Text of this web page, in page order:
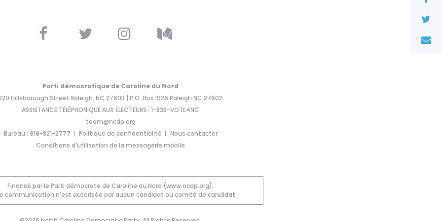
Parti démocratique de Caroline du Nord
Hillsborough Street Raleigh, NC 27603 | P.O. Box 1926 Raleigh NC 27602
ASSISTANCE TÉLÉPHONIQUE AUX ÉLECTEURS : 1-833-VOTE4NC
team@ncdp.org
Bureau : 919-821-2777
Politique de confidentialité
Nous contacter
Conditions d'utilisation de la messagerie mobile
Financé par le Parti démocrate de Caroline du Nord (www.ncdp.org).
communication n'est autorisée par aucun candidat ou comité de candidat.